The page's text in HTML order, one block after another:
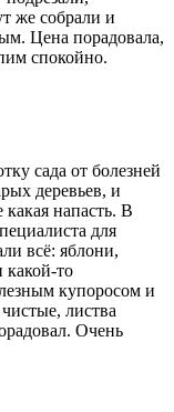
же собрали и
Цена порадовала,
спокойно.
сада от болезней
деревьев, и
напасть. В
для
всё: яблони,
то
купоросом и
листва
Очень